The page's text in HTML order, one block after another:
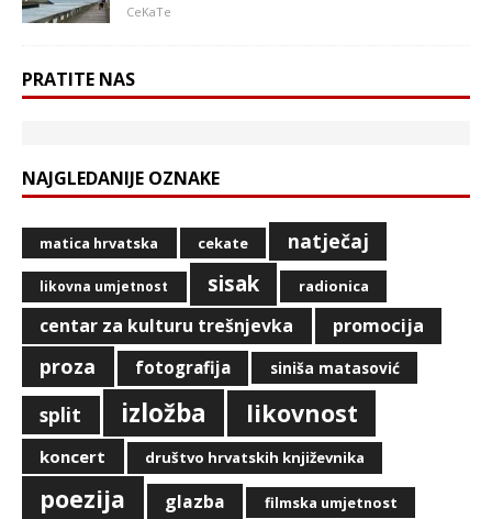
CeKaTe
PRATITE NAS
NAJGLEDANIJE OZNAKE
matica hrvatska cekate natječaj
likovna umjetnost sisak radionica
centar za kulturu trešnjevka promocija
proza fotografija siniša matasović
split izložba likovnost
koncert društvo hrvatskih književnika
poezija glazba filmska umjetnost